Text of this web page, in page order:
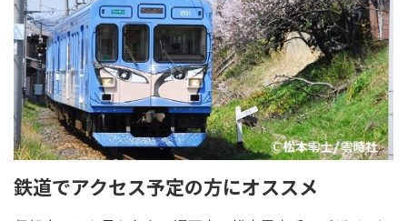
鉄道でアクセス予定の方にオススメ